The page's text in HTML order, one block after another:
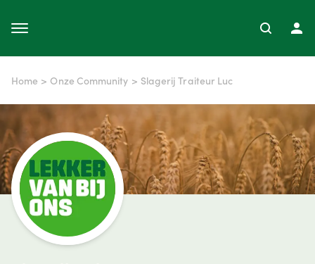
Home > Onze Community > Slagerij Traiteur Luc